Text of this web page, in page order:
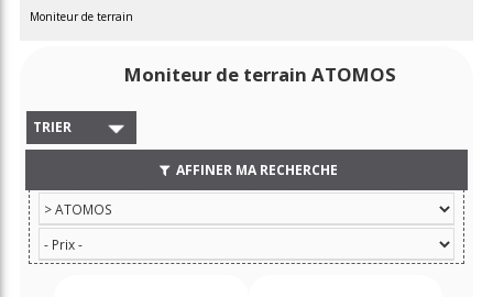
Moniteur de terrain
Moniteur de terrain ATOMOS
TRIER
AFFINER MA RECHERCHE